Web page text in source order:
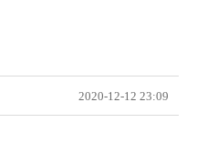
2020-12-12 23:09